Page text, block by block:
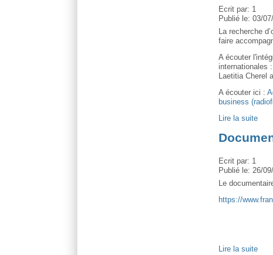
Ecrit par: 1
Publié le:03/
La recherche
faire
A écouter
internationales
Laetitia Cherel
A écouter ici :
business
Lire la suite
Ecrit par: 1
Publié le: 26/
Le
https://
Lire la suite